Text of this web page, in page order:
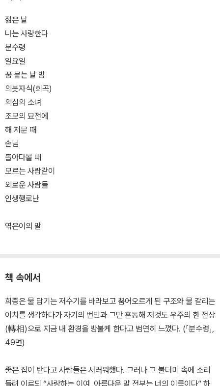
젊은 날
나는 사랑한다
분수령
일요일
꿈 묻는 날 밤
의붓자식(희곡)
의심의 소녀
조모의 묘전에
해 저문 때
손님
돌아다볼 때
모르는 사람같이
외로운 사람들
인생행로난
엮은이의 말
책 속에서
희종은 물 담기는 저수기를 바라보고 뿜어오르게 된 구조와 물 갈리는
이치를 생각하다가 자기의 번민과 그만 혼동해 저것도 우주의 한 전상
(轉相)으로 지금 내 환경을 방불케 한다고 범연히 느꼈다. (「분수령」,
49면)
좋은 집이 탄다고 사람들은 서러워했다. 그러나 그 불더미 속에 소리
들려 이르되 “사랑하는 이여, 아름다운 말 전부는 너의 이름이다” 하